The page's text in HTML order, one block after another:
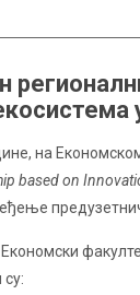
на
based on